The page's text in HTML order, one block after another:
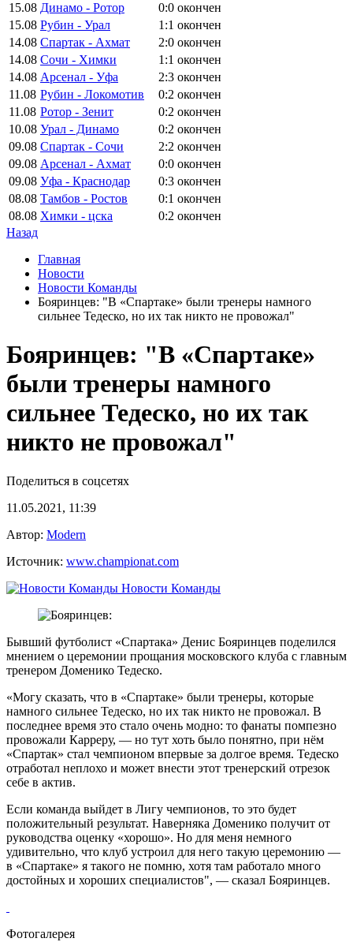
15.08 Динамо - Ротор 0:0 окончен
15.08 Рубин - Урал 1:1 окончен
14.08 Спартак - Ахмат 2:0 окончен
14.08 Сочи - Химки 1:1 окончен
14.08 Арсенал - Уфа 2:3 окончен
11.08 Рубин - Локомотив 0:2 окончен
11.08 Ротор - Зенит 0:2 окончен
10.08 Урал - Динамо 0:2 окончен
09.08 Спартак - Сочи 2:2 окончен
09.08 Арсенал - Ахмат 0:0 окончен
09.08 Уфа - Краснодар 0:3 окончен
08.08 Тамбов - Ростов 0:1 окончен
08.08 Химки - цска 0:2 окончен
Назад
Главная
Новости
Новости Команды
Бояринцев: "В «Спартаке» были тренеры намного
сильнее Тедеско, но их так никто не провожал"
Бояринцев: "В «Спартаке»
были тренеры намного
сильнее Тедеско, но их так
никто не провожал"
Поделиться в соцсетях
11.05.2021, 11:39
Автор: Modern
Источник: www.championat.com
Новости Команды
Бывший футболист «Спартака» Денис Бояринцев поделился
мнением о церемонии прощания московского клуба с главным
тренером Доменико Тедеско.
«Могу сказать, что в «Спартаке» были тренеры, которые
намного сильнее Тедеско, но их так никто не провожал. В
последнее время это стало очень модно: то фанаты помпезно
провожали Карреру, — но тут хоть было понятно, при нём
«Спартак» стал чемпионом впервые за долгое время. Тедеско
отработал неплохо и может внести этот тренерский отрезок
себе в актив.
Если команда выйдет в Лигу чемпионов, то это будет
положительный результат. Наверняка Доменико получит от
руководства оценку «хорошо». Но для меня немного
удивительно, что клуб устроил для него такую церемонию —
в «Спартаке» я такого не помню, хотя там работало много
достойных и хороших специалистов", — сказал Бояринцев.
Фотогалерея